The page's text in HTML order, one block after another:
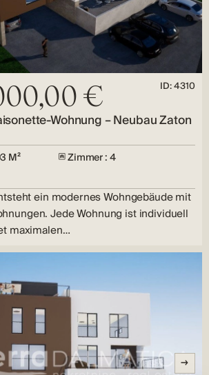
€ ID: 4310
Wohnung – Neubau Zaton
M²
Zimmer : 4
ein modernes Wohngebäude mit
Jede Wohnung ist individuell
maximalen…